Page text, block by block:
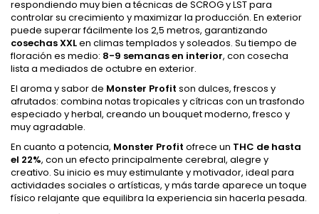
respondiendo muy bien a técnicas de SCROG y LST para
controlar su crecimiento y maximizar la producción. En exterior
puede superar fácilmente los 2,5 metros, garantizando
cosechas XXLen climas templados y soleados. Su tiempo de
floración es medio: 8-9 semanas en interior, con cosecha
lista a mediados de octubre en exterior.
El aroma y sabor de Monster Profit son dulces, frescos y
afrutados: combina notas tropicales y cítricas con un trasfondo
especiado y herbal, creando un bouquet moderno, fresco y
muy agradable.
En cuanto a potencia, Monster Profit ofrece un THC de hasta
el 22%, con un efecto principalmente cerebral, alegre y
creativo. Su inicio es muy estimulante y motivador, ideal para
actividades sociales o artísticas, y más tarde aparece un toque
físico relajante que equilibra la experiencia sin hacerla pesada.